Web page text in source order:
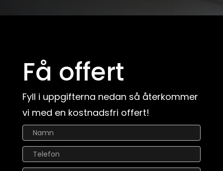
Få offert
Fyll i uppgifterna nedan så återkommer
vi med en kostnadsfri offert!
Kontaktformulär